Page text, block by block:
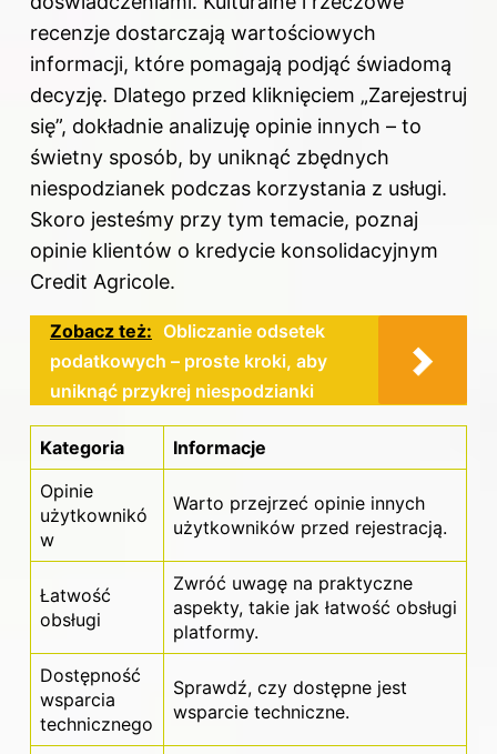
recenzje dostarczają wartościowych
informacji, które pomagają podjąć świadomą
decyzję. Dlatego przed kliknięciem „Zarejestruj
się”, dokładnie analizuję opinie innych – to
świetny sposób, by uniknąć zbędnych
niespodzianek podczas korzystania z usługi.
Skoro jesteśmy przy tym temacie, poznaj
opinie klientów o kredycie konsolidacyjnym
Credit Agricole.
Zobacz też: Obliczanie odsetek
podatkowych – proste kroki, aby
uniknąć przykrej niespodzianki
Kategoria
Informacje
Opinie
użytkownikó
w
Warto przejrzeć opinie innych
użytkowników przed rejestracją.
Łatwość
obsługi
Zwróć uwagę na praktyczne
aspekty, takie jak łatwość obsługi
platformy.
Dostępność
wsparcia
technicznego
Sprawdź, czy dostępne jest
wsparcie techniczne.